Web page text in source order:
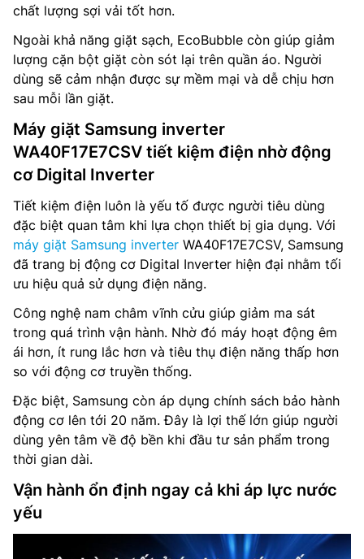
chất lượng sợi vải tốt hơn.
Ngoài khả năng giặt sạch, EcoBubble còn giúp giảm
lượng cặn bột giặt còn sót lại trên quần áo. Người
dùng sẽ cảm nhận được sự mềm mại và dễ chịu hơn
sau mỗi lần giặt.
Máy giặt Samsung inverter
WA40F17E7CSV tiết kiệm điện nhờ động
cơ Digital Inverter
Tiết kiệm điện luôn là yếu tố được người tiêu dùng
đặc biệt quan tâm khi lựa chọn thiết bị gia dụng. Với
máy giặt Samsung inverter WA40F17E7CSV, Samsung
đã trang bị động cơ Digital Inverter hiện đại nhằm tối
ưu hiệu quả sử dụng điện năng.
Công nghệ nam châm vĩnh cửu giúp giảm ma sát
trong quá trình vận hành. Nhờ đó máy hoạt động êm
ái hơn, ít rung lắc hơn và tiêu thụ điện năng thấp hơn
so với động cơ truyền thống.
Đặc biệt, Samsung còn áp dụng chính sách bảo hành
động cơ lên tới 20 năm. Đây là lợi thế lớn giúp người
dùng yên tâm về độ bền khi đầu tư sản phẩm trong
thời gian dài.
Vận hành ổn định ngay cả khi áp lực nước
yếu